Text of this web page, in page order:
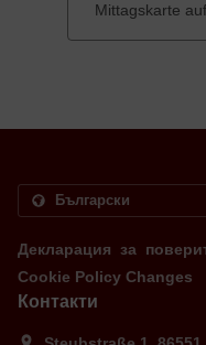
Mittagskarte
Декларация за
Cookie Policy Changes
Контакти